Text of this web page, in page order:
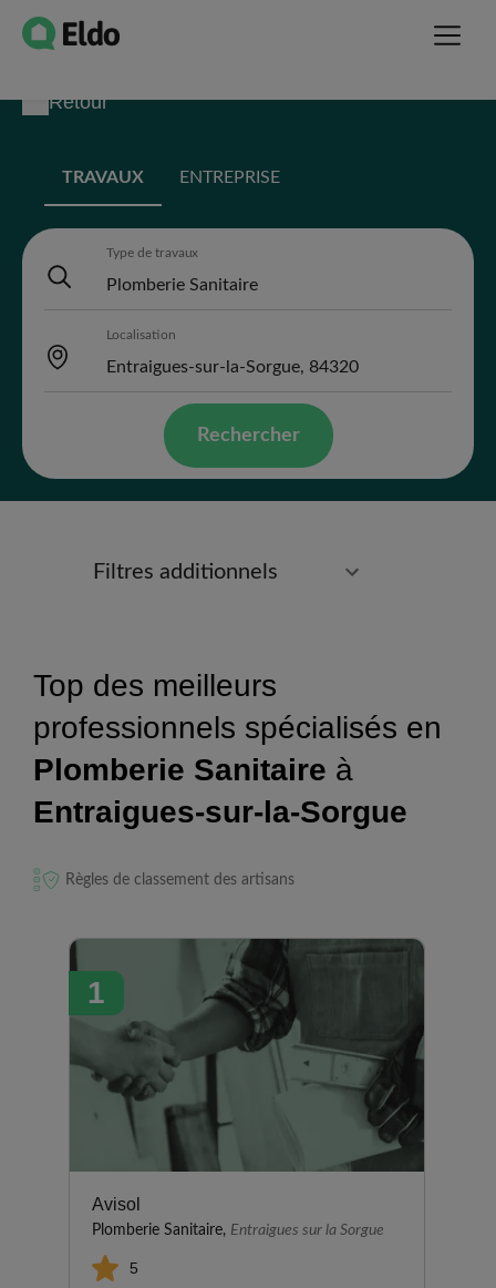
Retour
TRAVAUX ENTREPRISE
Type de travaux
Localisation
Rechercher
Filtres additionnels
Top des meilleurs
professionnels spécialisés en
Plomberie Sanitaire à
Entraigues-sur-la-Sorgue
Règles de classement des artisans
1
Avisol
Plomberie Sanitaire, Entraigues sur la Sorgue
5